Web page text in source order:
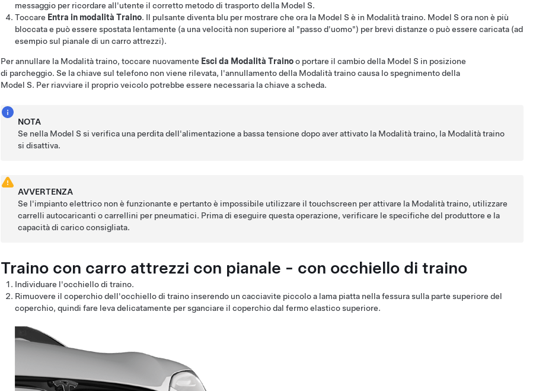
messaggio per ricordare all'utente il corretto metodo di trasporto della Model S.
Toccare Entra in modalità Traino. Il pulsante diventa blu per mostrare che ora la Model S è in Modalità traino. Model S ora non è più
bloccata e può essere spostata lentamente (a una velocità non superiore al "passo d'uomo") per brevi distanze o può essere caricata (ad
esempio sul pianale di un carro attrezzi).
Per annullare la Modalità traino, toccare nuovamente Esci da Modalità Trainoo portare il cambio della Model S in posizione
di parcheggio. Se la chiave sul telefono non viene rilevata, l'annullamento della Modalità trainocausa lo spegnimento della
Model S. Per riavviare il proprio veicolo potrebbe essere necessaria la chiave a scheda.
NOTA
Se nella Model S si verifica una perdita dell'alimentazione a bassa tensione dopo aver attivato la Modalità traino, la Modalità traino
si disattiva.
AVVERTENZA
Se l'impianto elettrico non è funzionante e pertanto è impossibile utilizzare il touchscreen per attivare la Modalità traino, utilizzare
carrelli autocaricanti o carrellini per pneumatici. Prima di eseguire questa operazione, verificare le specifiche del produttore e la
capacità di carico consigliata.
Traino con carro attrezzi con pianale - con occhiello di traino
Individuare l'occhiello di traino.
Rimuovere il coperchio dell'occhiello di traino inserendo un cacciavite piccolo a lama piatta nella fessura sulla parte superiore del
coperchio, quindi fare leva delicatamente per sganciare il coperchio dal fermo elastico superiore.